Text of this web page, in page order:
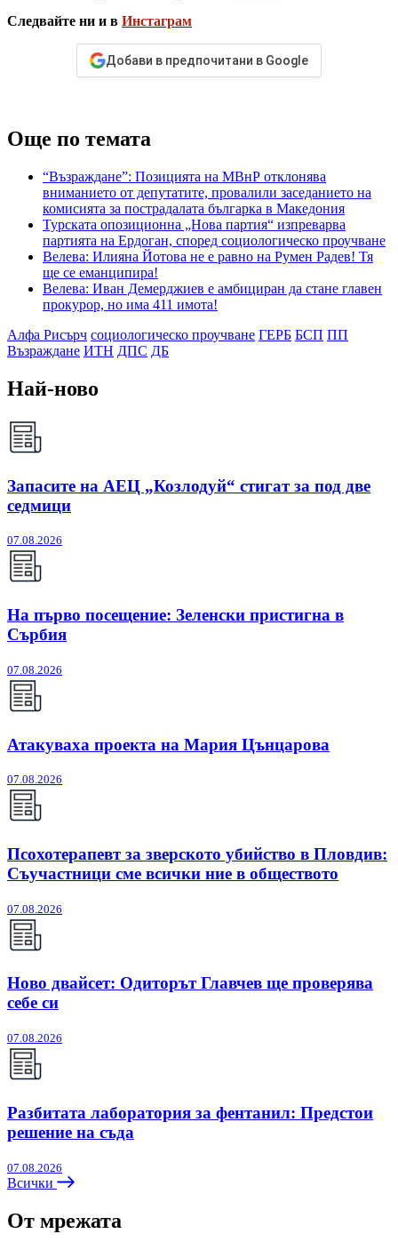
Следвайте ни и в Инстаграм
Добави в предпочитани в Google
Още по темата
“Възраждане”: Позицията на МВнР отклонява
вниманието от депутатите, провалили заседанието на
комисията за пострадалата българка в Македония
Турската опозиционна „Нова партия“ изпреварва
партията на Ердоган, според социологическо проучване
Велева: Илияна Йотова не е равно на Румен Радев! Тя
ще се еманципира!
Велева: Иван Демерджиев е амбициран да стане главен
прокурор, но има 411 имота!
Алфа Рисърч социологическо проучване ГЕРБ БСП ПП
Възраждане ИТН ДПС ДБ
Най-ново
Запасите на АЕЦ „Козлодуй“ стигат за под две
седмици
07.08.2026
На първо посещение: Зеленски пристигна в
Сърбия
07.08.2026
Атакуваха проекта на Мария Цънцарова
07.08.2026
Псохотерапевт за зверското убийство в Пловдив:
Съучастници сме всички ние в обществото
07.08.2026
Ново двайсет: Одиторът Главчев ще проверява
себе си
07.08.2026
Разбитата лаборатория за фентанил: Предстои
решение на съда
07.08.2026
Всички
От мрежата